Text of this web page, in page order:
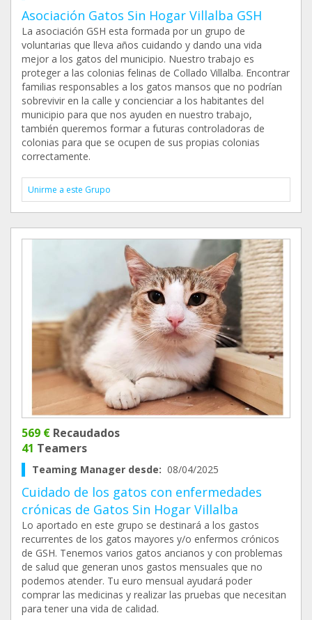
Asociación Gatos Sin Hogar Villalba GSH
La asociación GSH esta formada por un grupo de
voluntarias que lleva años cuidando y dando una vida
mejor a los gatos del municipio. Nuestro trabajo es
proteger a las colonias felinas de Collado Villalba. Encontrar
familias responsables a los gatos mansos que no podrían
sobrevivir en la calle y concienciar a los habitantes del
municipio para que nos ayuden en nuestro trabajo,
también queremos formar a futuras controladoras de
colonias para que se ocupen de sus propias colonias
correctamente.
Unirme a este Grupo
569 € Recaudados
41 Teamers
Teaming Manager desde: 08/04/2025
Cuidado de los gatos con enfermedades
crónicas de Gatos Sin Hogar Villalba
Lo aportado en este grupo se destinará a los gastos
recurrentes de los gatos mayores y/o enfermos crónicos
de GSH. Tenemos varios gatos ancianos y con problemas
de salud que generan unos gastos mensuales que no
podemos atender. Tu euro mensual ayudará poder
comprar las medicinas y realizar las pruebas que necesitan
para tener una vida de calidad.